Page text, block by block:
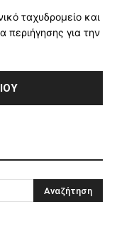
ταχυδρομείο και
περιήγησης για την